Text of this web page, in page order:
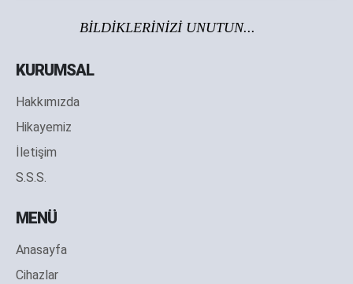
BİLDİKLERİNİZİ UNUTUN...
KURUMSAL
Hakkımızda
Hikayemiz
İletişim
S.S.S.
MENÜ
Anasayfa
Cihazlar